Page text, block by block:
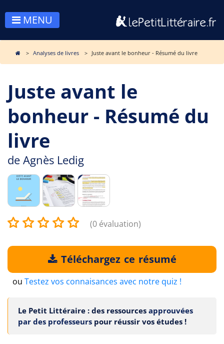
MENU
Analyses de livres Juste avant le bonheur - Résumé du livre
Juste avant le
bonheur - Résumé du
livre
de Agnès Ledig
(0 évaluation)
Téléchargez ce résumé
ou Testez vos connaisances avec notre quiz !
Le Petit Littéraire : des ressources approuvées
par des professeurs pour réussir vos études !